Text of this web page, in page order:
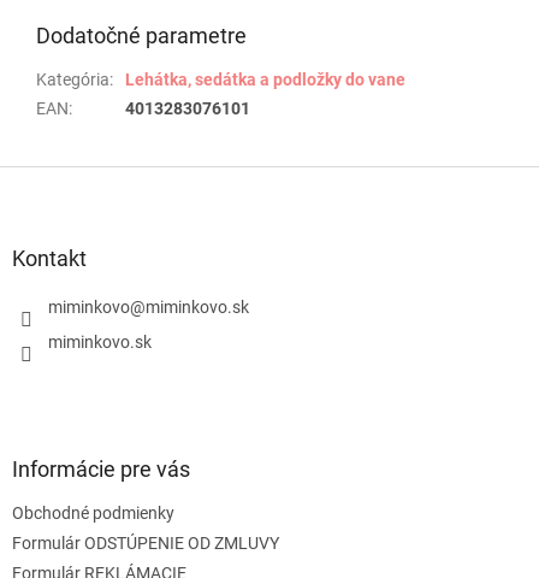
Dodatočné parametre
Kategória:
Lehátka, sedátka a podložky do vane
EAN: 4013283076101
Kontakt
miminkovo@miminkovo.sk
miminkovo.sk
Informácie pre vás
Obchodné podmienky
Formulár ODSTÚPENIE OD ZMLUVY
Formulár REKLÁMACIE